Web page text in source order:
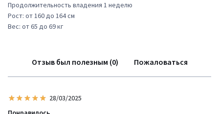
Продолжительность владения 1 неделю
Рост: от 160 до 164 см
Вес: от 65 до 69 кг
Отзыв был полезным (0) Пожаловаться
28/03/2025